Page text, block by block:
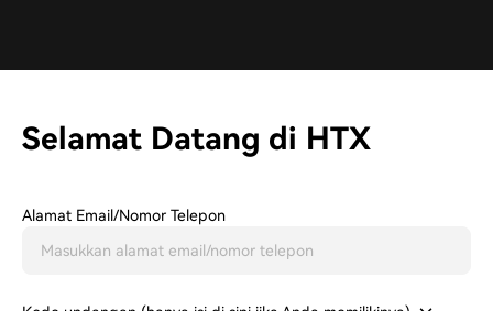
Selamat Datang di HTX
Alamat Email/Nomor Telepon